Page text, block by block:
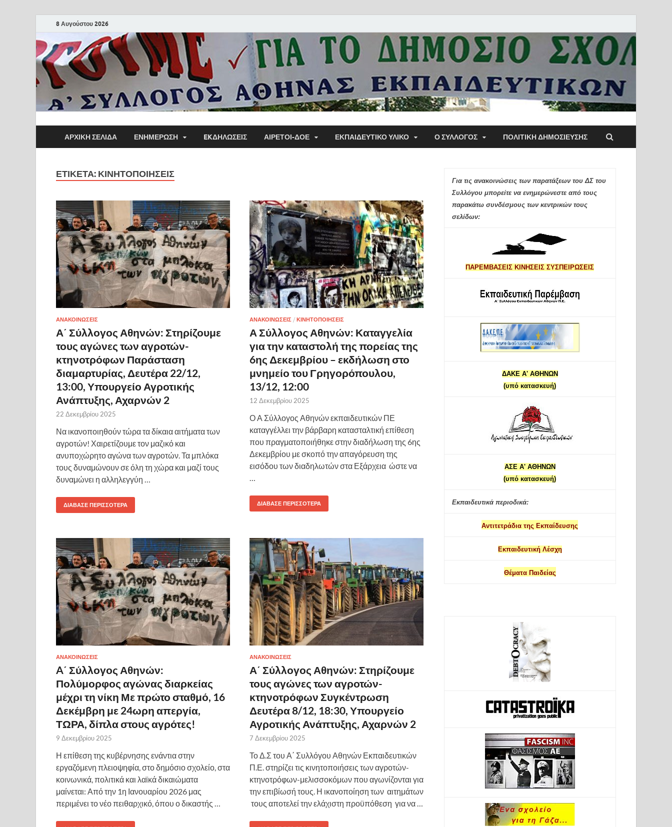
8 Αυγούστου 2026
Α΄ Σύλλογος Αθηνών
Εκπαιδευτικών Π.Ε.
ΑΡΧΙΚΗ ΣΕΛΙΔΑ ΕΝΗΜΕΡΩΣΗ EKΔΗΛΩΣΕΙΣ ΑΙΡΕΤΟΙ-ΔΟΕ ΕΚΠΑΙΔΕΥΤΙΚΌ ΥΛΙΚΌ Ο ΣΥΛΛΟΓΟΣ ΠΟΛΙΤΙΚΉ ΔΗΜΟΣΊΕΥΣΗΣ
ΕΤΙΚΈΤΑ: ΚΙΝΗΤΟΠΟΙΉΣΕΙΣ
ΑΝΑΚΟΙΝΩΣΕΙΣ
Α΄ Σύλλογος Αθηνών: Στηρίζουμε
τους αγώνες των αγροτών-
κτηνοτρόφων Παράσταση
διαμαρτυρίας, Δευτέρα 22/12,
13:00, Υπουργείο Αγροτικής
Ανάπτυξης, Αχαρνών 2
22 Δεκεμβρίου 2025
Να ικανοποιηθούν τώρα τα δίκαια αιτήματα των
αγροτών! Χαιρετίζουμε τον μαζικό και
ανυποχώρητο αγώνα των αγροτών. Τα μπλόκα
τους δυναμώνουν σε όλη τη χώρα και μαζί τους
δυναμώνει η αλληλεγγύη …
ΔΙΆΒΑΣΕ ΠΕΡΙΣΣΌΤΕΡΑ
ΑΝΑΚΟΙΝΩΣΕΙΣ / ΚΙΝΗΤΟΠΟΙΗΣΕΙΣ
Α Σύλλογος Αθηνών: Καταγγελία
για την καταστολή της πορείας της
6ης Δεκεμβρίου – εκδήλωση στο
μνημείο του Γρηγορόπουλου,
13/12, 12:00
12 Δεκεμβρίου 2025
Ο Α Σύλλογος Αθηνών εκπαιδευτικών ΠΕ
καταγγέλλει την βάρβαρη κατασταλτική επίθεση
που πραγματοποιήθηκε στην διαδήλωση της 6ης
Δεκεμβρίου με σκοπό την απαγόρευση της
εισόδου των διαδηλωτών στα Εξάρχεια ώστε να
ΔΙΆΒΑΣΕ ΠΕΡΙΣΣΌΤΕΡΑ
ΑΝΑΚΟΙΝΩΣΕΙΣ
A΄ Σύλλογος Αθηνών:
Πολύμορφος αγώνας διαρκείας
μέχρι τη νίκη Με πρώτο σταθμό, 16
Δεκέμβρη με 24ωρη απεργία,
ΤΩΡΑ, δίπλα στους αγρότες!
9 Δεκεμβρίου 2025
Η επίθεση της κυβέρνησης ενάντια στην
εργαζόμενη πλειοψηφία, στο δημόσιο σχολείο, στα
κοινωνικά, πολιτικά και λαϊκά δικαιώματα
μαίνεται: Από την 1η Ιανουαρίου 2026 μας
περιμένει το νέο πειθαρχικό, όπου ο δικαστής …
ΑΝΑΚΟΙΝΩΣΕΙΣ
Α΄ Σύλλογος Αθηνών: Στηρίζουμε
τους αγώνες των αγροτών-
κτηνοτρόφων Συγκέντρωση
Δευτέρα 8/12, 18:30, Υπουργείο
Αγροτικής Ανάπτυξης, Αχαρνών 2
7 Δεκεμβρίου 2025
Το Δ.Σ του Α΄ Συλλόγου Αθηνών Εκπαιδευτικών
Π.Ε. στηρίζει τις κινητοποιήσεις των αγροτών-
κτηνοτρόφων-μελισσοκόμων που αγωνίζονται για
την επιβίωσή τους. Η ικανοποίηση των αιτημάτων
τους αποτελεί την ελάχιστη προϋπόθεση για να …
Για τις ανακοινώσεις των παρατάξεων του ΔΣ του
Συλλόγου μπορείτε να ενημερώνεστε από τους
παρακάτω συνδέσμους των κεντρικών τους
σελίδων:
ΠΑΡΕΜΒΑΣΕΙΣ ΚΙΝΗΣΕΙΣ ΣΥΣΠΕΙΡΩΣΕΙΣ
ΔΑΚΕ Α' ΑΘΗΝΩΝ
(υπό κατασκευή)
ΑΣΕ Α' ΑΘΗΝΩΝ
(υπό κατασκευή)
Εκπαιδευτικά περιοδικά:
Αντιτετράδια της Εκπαίδευσης
Εκπαιδευτική Λέσχη
Θέματα Παιδείας